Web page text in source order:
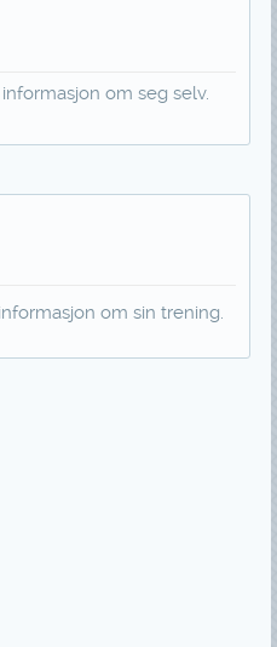
om seg selv.
om sin trening.